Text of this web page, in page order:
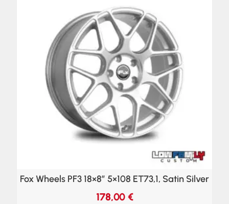
Fox Wheels PF3 18×8″ 5×108 ET73,1, Satin Silver
178,00 €